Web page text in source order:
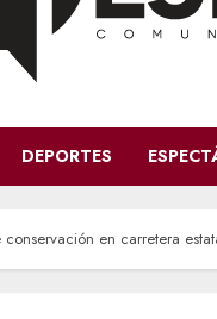
DEPORTES
en carretera